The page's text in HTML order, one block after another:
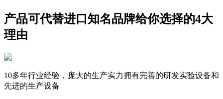
产品可代替进口知名品牌给你选择的4大
理由
10多年行业经验，庞大的生产实力拥有完善的研发实验设备和
先进的生产设备